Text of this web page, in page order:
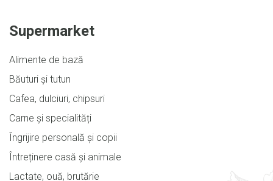
Supermarket
Alimente de bază
Băuturi și tutun
Cafea, dulciuri, chipsuri
Carne și specialități
Îngrijire personală și copii
Întreținere casă și animale
Lactate, ouă, brutărie